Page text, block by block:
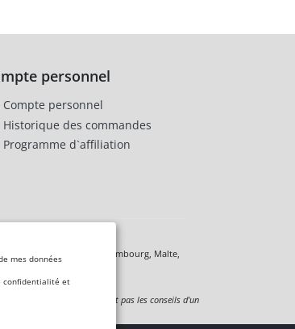
personnel
Compte personnel
Historique des commandes
Programme d`affiliation
Liechtenstein, Luxembourg, Malte,
et ne remplacent pas les conseils d'un
mes données
confidentialité et